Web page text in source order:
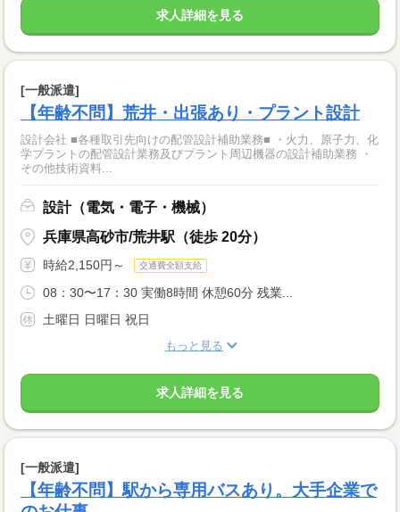
求人詳細を見る
[一般派遣]
【年齢不問】荒井・出張あり・プラント設計
設計会社 ■各種取引先向けの配管設計補助業務■ ・火力、原子力、化
学プラントの配管設計業務及びプラント周辺機器の設計補助業務 ・
その他技術資料...
設計（電気・電子・機械）
兵庫県高砂市/荒井駅（徒歩 20分）
時給2,150円～ 交通費全額支給
08：30〜17：30 実働8時間 休憩60分 残業...
土曜日 日曜日 祝日
もっと見る
求人詳細を見る
[一般派遣]
【年齢不問】駅から専用バスあり。大手企業で